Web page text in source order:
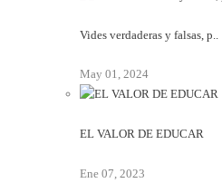
Vides verdaderas y falsas, p..
May 01, 2024
EL VALOR DE EDUCAR
Ene 07, 2023